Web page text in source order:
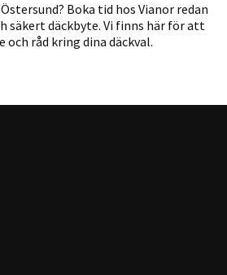
Boka tid hos Vianor redan
säkert däckbyte. Vi finns här för att
och råd kring dina däckval.